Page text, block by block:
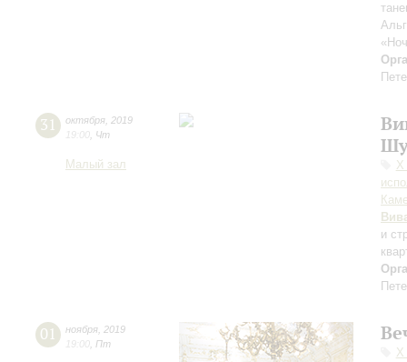
31 октября 2019
19:00
Чт
Малый зал
Х
и
01 ноября 2019
19:00
Пт
Х